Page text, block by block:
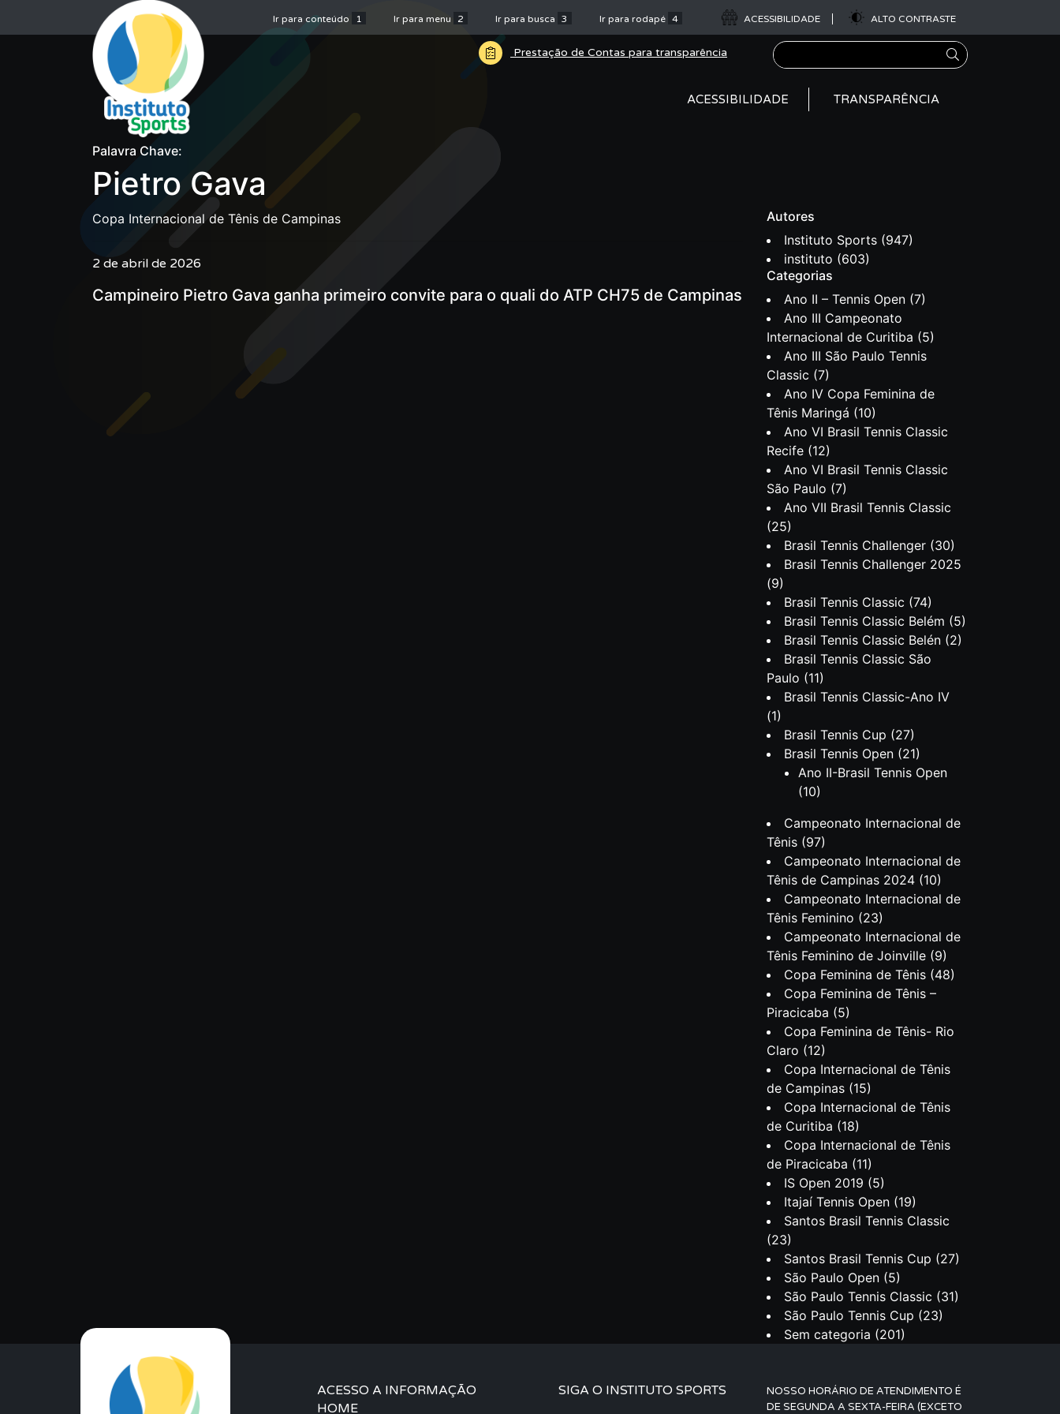
Ir para conteúdo 1 Ir para menu 2 Ir para busca 3 Ir para rodapé 4 ACESSIBILIDADE ALTO CONTRASTE
Prestação de Contas para transparência Pesquisar
ACESSIBILIDADE TRANSPARÊNCIA
Palavra Chave:
Pietro Gava
Copa Internacional de Tênis de Campinas
2 de abril de 2026
Campineiro Pietro Gava ganha primeiro convite para o quali do ATP CH75 de Campinas
Autores
Instituto Sports (947)
instituto (603)
Categorias
Ano II – Tennis Open (7)
Ano III Campeonato
Internacional de Curitiba (5)
Ano III São Paulo Tennis
Classic (7)
Ano IV Copa Feminina de
Tênis Maringá (10)
Ano VI Brasil Tennis Classic
Recife (12)
Ano VI Brasil Tennis Classic
São Paulo (7)
Ano VII Brasil Tennis Classic
(25)
Brasil Tennis Challenger (30)
Brasil Tennis Challenger 2025
(9)
Brasil Tennis Classic (74)
Brasil Tennis Classic Belém (5)
Brasil Tennis Classic Belén (2)
Brasil Tennis Classic São
Paulo (11)
Brasil Tennis Classic-Ano IV
(1)
Brasil Tennis Cup (27)
Brasil Tennis Open (21)
Ano II-Brasil Tennis Open
(10)
Campeonato Internacional de
Tênis (97)
Campeonato Internacional de
Tênis de Campinas 2024 (10)
Campeonato Internacional de
Tênis Feminino (23)
Campeonato Internacional de
Tênis Feminino de Joinville (9)
Copa Feminina de Tênis (48)
Copa Feminina de Tênis –
Piracicaba (5)
Copa Feminina de Tênis- Rio
Claro (12)
Copa Internacional de Tênis
de Campinas (15)
Copa Internacional de Tênis
de Curitiba (18)
Copa Internacional de Tênis
de Piracicaba (11)
IS Open 2019 (5)
Itajaí Tennis Open (19)
Santos Brasil Tennis Classic
(23)
Santos Brasil Tennis Cup (27)
São Paulo Open (5)
São Paulo Tennis Classic (31)
São Paulo Tennis Cup (23)
Sem categoria (201)
ACESSO A INFORMAÇÃO
HOME
SIGA O INSTITUTO SPORTS
NOSSO HORÁRIO DE ATENDIMENTO É
DE SEGUNDA A SEXTA-FEIRA (EXCETO